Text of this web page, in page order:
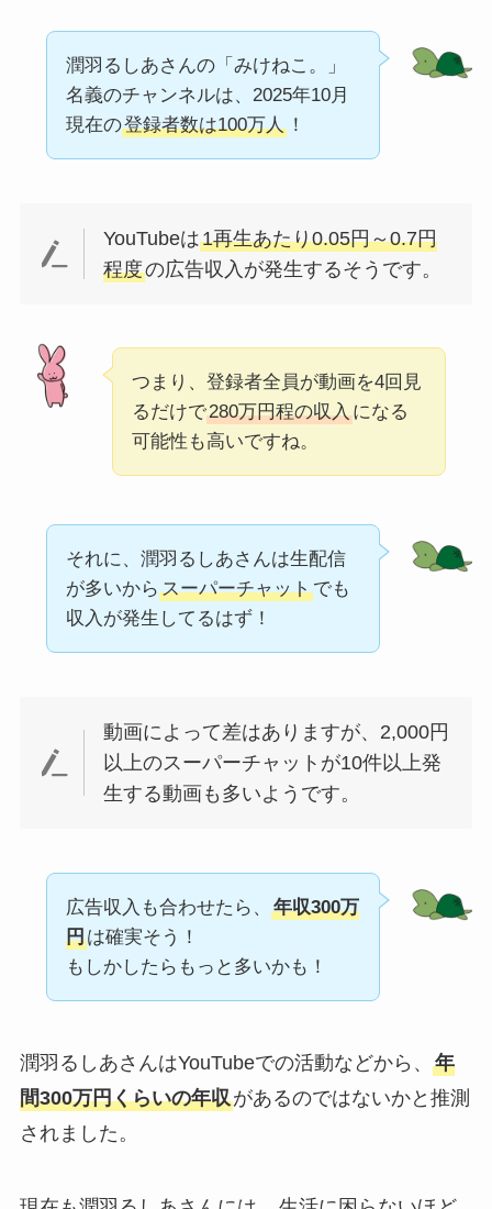
潤羽るしあさんの「みけねこ。」
名義のチャンネルは、2025年10月
現在の登録者数は100万人！
YouTubeは1再生あたり0.05円～0.7円
程度の広告収入が発生するそうです。
つまり、登録者全員が動画を4回見
るだけで280万円程の収入になる
可能性も高いですね。
それに、潤羽るしあさんは生配信
が多いから スーパーチャットでも
収入が発生してるはず！
動画によって差はありますが、2,000円
以上のスーパーチャットが10件以上発
生する動画も多いようです。
広告収入も合わせたら、
年収300万
円は確実そう！
もしかしたらもっと多いかも！
潤羽るしあさんはYouTubeでの活動などから、 年
間300万円くらいの年収があるのではないかと推測
されました。